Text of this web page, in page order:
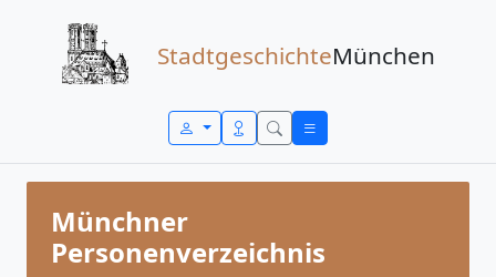
StadtgeschichteMünchen
Münchner
Personenverzeichnis